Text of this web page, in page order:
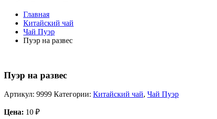
Главная
Китайский чай
Чай Пуэр
Пуэр на развес
Пуэр на развес
Артикул: 9999 Категории: Китайский чай, Чай Пуэр
Цена: 10 ₽